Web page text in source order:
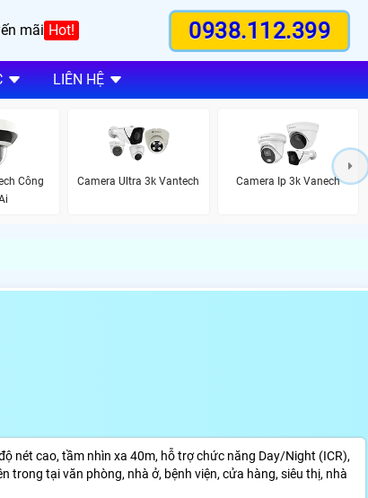
mãi Hot! 0938.112.399
LIÊN HỆ
Công
Camera Ultra 3k Vantech Camera Ip 3k Vanech
nét cao, tầm nhìn xa 40m, hỗ trợ chức năng Day/Night (ICR),
trong tại văn phòng, nhà ở, bệnh viện, cửa hàng, siêu thị, nhà